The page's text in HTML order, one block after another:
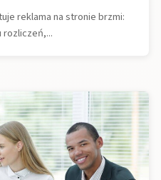
reklama na stronie brzmi: